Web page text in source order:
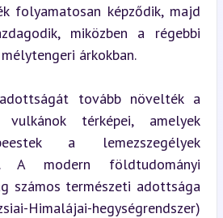
folyamatosan képződik, majd
miközben a régebbi
árkokban.
tovább növelték a
térképei, amelyek
a lemezszegélyek
A modern földtudományi
számos természeti adottsága
hegységrendszer)